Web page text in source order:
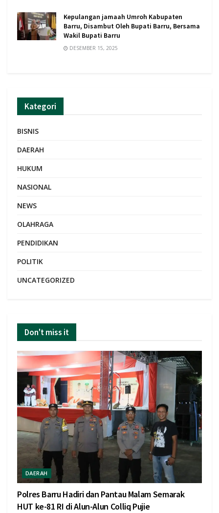
Kepulangan jamaah Umroh Kabupaten
Barru, Disambut Oleh Bupati Barru, Bersama
Wakil Bupati Barru
DESEMBER 15, 2025
Kategori
BISNIS
DAERAH
HUKUM
NASIONAL
NEWS
OLAHRAGA
PENDIDIKAN
POLITIK
UNCATEGORIZED
Don't miss it
DAERAH
Polres Barru Hadiri dan Pantau Malam Semarak
HUT ke-81 RI di Alun-Alun Colliq Pujie